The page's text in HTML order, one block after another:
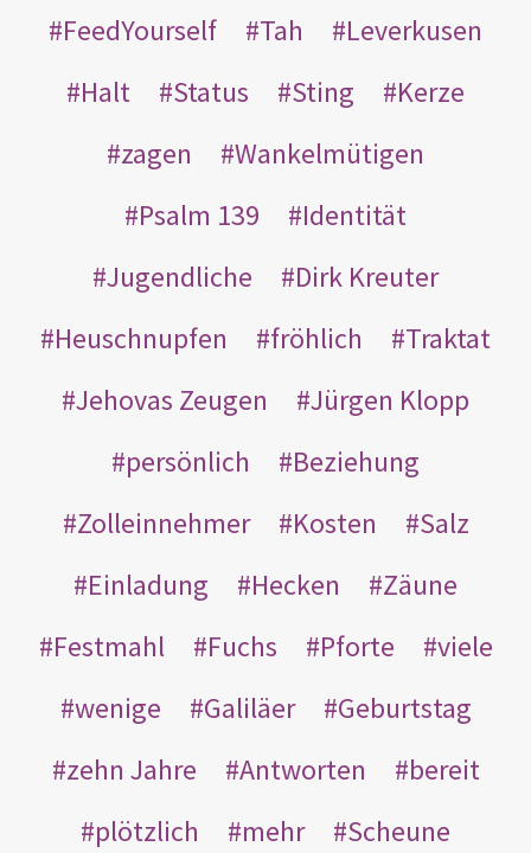
FeedYourself
Tah
Leverkusen
Halt
Status Sting
Kerze
zagen
Wankelmütigen
Psalm 139
Identität
Jugendliche
Dirk Kreuter
Heuschnupfen
fröhlich
Traktat
Jehovas Zeugen
Jürgen Klopp
persönlich
Beziehung
Zolleinnehmer
Kosten
Salz
Einladung
Hecken
Zäune
Festmahl
Fuchs Pforte
viele
wenige
Galiläer
Geburtstag
zehn Jahre
Antworten
bereit
plötzlich
mehr Scheune